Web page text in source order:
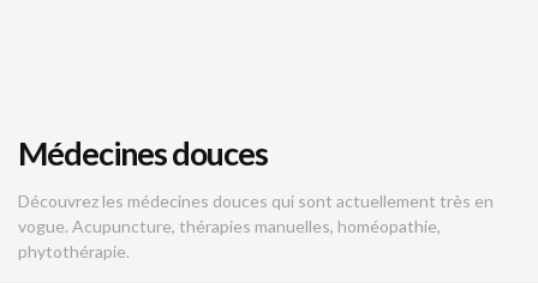
Médecines douces
Découvrez les médecines douces qui sont actuellement très en
vogue. Acupuncture, thérapies manuelles, homéopathie,
phytothérapie.